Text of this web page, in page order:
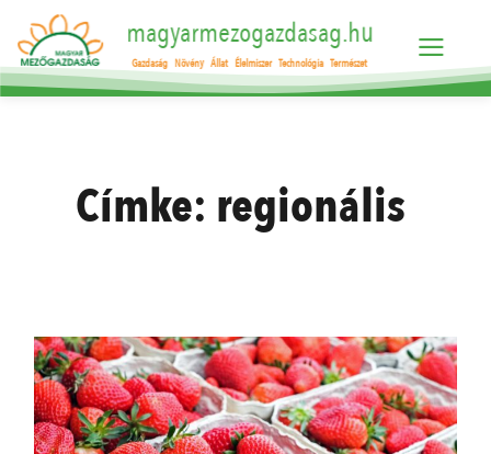
magyarmezogazdasag.hu
Gazdaság Növény Állat Élelmiszer Technológia Természet
Címke: regionális